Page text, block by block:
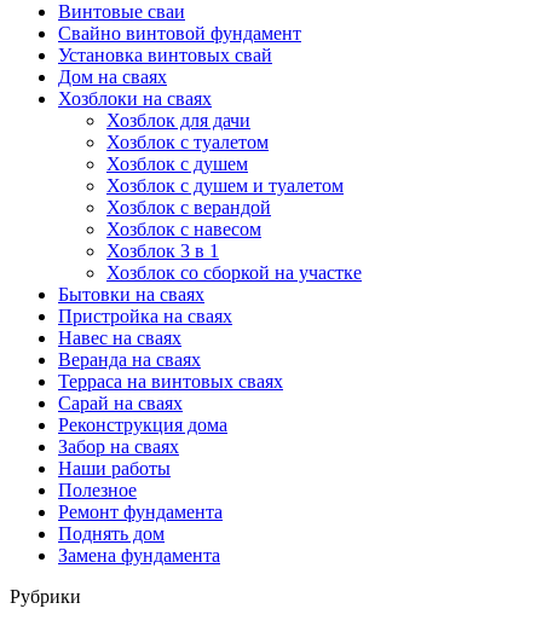
Винтовые сваи
Свайно винтовой фундамент
Установка винтовых свай
Дом на сваях
Хозблоки на сваях
Хозблок для дачи
Хозблок с туалетом
Хозблок с душем
Хозблок с душем и туалетом
Хозблок с верандой
Хозблок с навесом
Хозблок 3 в 1
Хозблок со сборкой на участке
Бытовки на сваях
Пристройка на сваях
Навес на сваях
Веранда на сваях
Терраса на винтовых сваях
Cарай на сваях
Реконструкция дома
Забор на сваях
Наши работы
Полезное
Ремонт фундамента
Поднять дом
Замена фундамента
Рубрики